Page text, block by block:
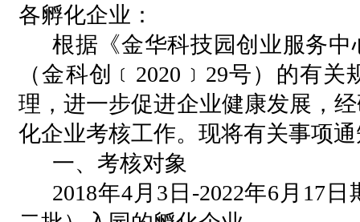
各孵化企业：
根据《金华科技园创业服务
（金科创﹝2020﹞29号）的有
理，进一步促进企业健康发展，
化企业考核工作。现将有关事项
一、考核对象
2018年4月3日-2022年6月17